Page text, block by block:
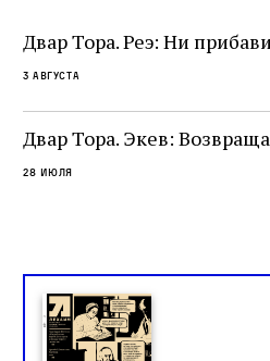
не просто покровитель
окружённый книгами.
одно решение которого
целой общины и стало
спора о том, кому
слово в переводе Библии
Двар Тора. Реэ: Ни
3 августа
Двар Тора. Экев:
28 июля